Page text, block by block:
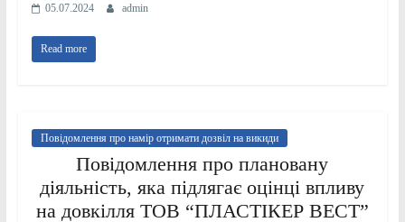
05.07.2024 admin
Read more
Повідомлення про намір отримати дозвіл на викиди
Повідомлення про плановану
діяльність, яка підлягає оцінці впливу
на довкілля ТОВ “ПЛАСТІКЕР ВЕСТ”